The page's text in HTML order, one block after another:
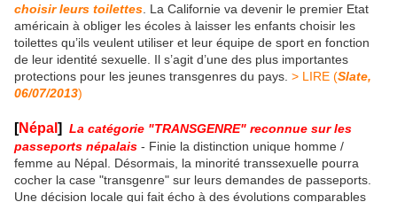
choisir leurs toilettes . La Californie va devenir le premier Etat
américain à obliger les écoles à laisser les enfants choisir les
toilettes qu’ils veulent utiliser et leur équipe de sport en fonction
de leur identité sexuelle. Il s’agit d’une des plus importantes
protections pour les jeunes transgenres du pays. > LIRE (Slate,
06/07/2013)
[Népal ]
La catégorie "TRANSGENRE" reconnue sur les
passeports népalais - Finie la distinction unique homme /
femme au Népal. Désormais, la minorité transsexuelle pourra
cocher la case "transgenre" sur leurs demandes de passeports.
Une décision locale qui fait écho à des évolutions comparables